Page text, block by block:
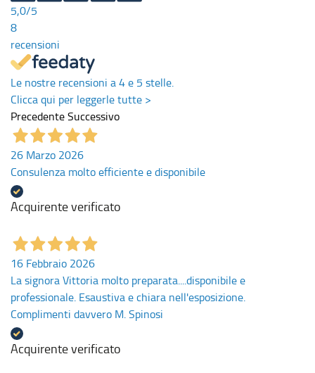
5,0/5
8
recensioni
Le nostre recensioni a 4 e 5 stelle.
Clicca qui per leggerle tutte >
PrecedenteSuccessivo
26 Marzo 2026
Consulenza molto efficiente e disponibile
Acquirente verificato
16 Febbraio 2026
La signora Vittoria molto preparata....disponibile e
professionale. Esaustiva e chiara nell'esposizione.
Complimenti davvero M. Spinosi
Acquirente verificato